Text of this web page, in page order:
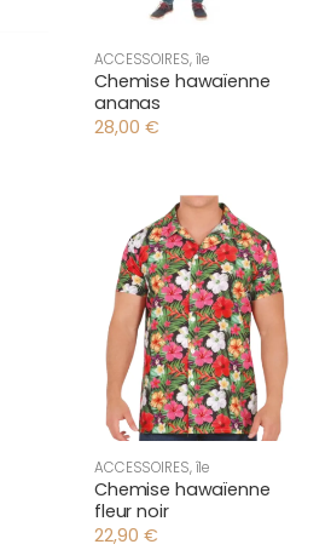
ACCESSOIRES,île
Chemise hawaïenne
ananas
28,00 €
ACCESSOIRES,île
Chemise hawaïenne
fleur noir
22,90 €